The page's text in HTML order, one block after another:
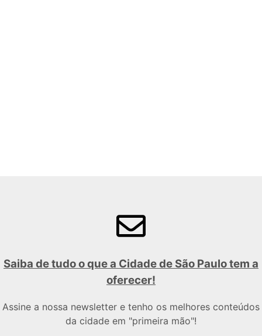
Saiba de tudo o que a Cidade de São Paulo tem a
oferecer!
Assine a nossa newsletter e tenho os melhores conteúdos
da cidade em "primeira mão"!